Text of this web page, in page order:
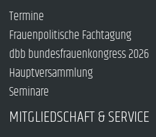
Termine
Frauenpolitische Fachtagung
dbb bundesfrauenkongress 2026
Hauptversammlung
Seminare
MITGLIEDSCHAFT & SERVICE